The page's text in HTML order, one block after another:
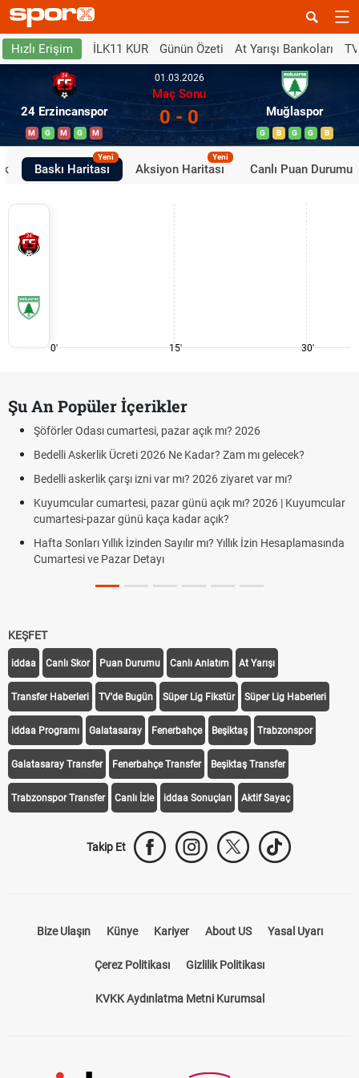
Hızlı Erişim İLK11 KUR Günün Özeti At Yarışı Bankoları
24 Erzincanspor
M G M G M
01.03.2026
Maç Sonu
0 - 0 Muğlaspor
G B G G B
Baskı Haritası
Yeni
Aksiyon Haritası
Yeni
Canlı Puan Durumu
0' 15' 30'
Şu An Popüler İçerikler
Şöförler Odası cumartesi, pazar açık mı? 2026
Bedelli Askerlik Ücreti 2026 Ne Kadar? Zam mı gelecek?
Bedelli askerlik çarşı izni var mı? 2026 ziyaret var mı?
Kuyumcular cumartesi, pazar günü açık mı? 2026 | Kuyumcular
cumartesi-pazar günü kaça kadar açık?
Hafta Sonları Yıllık İzinden Sayılır mı? Yıllık İzin Hesaplamasında
Cumartesi ve Pazar Detayı
KEŞFET
iddaa Canlı Skor Puan Durumu Canlı Anlatım At Yarışı
Transfer Haberleri TV'de Bugün Süper Lig Fikstür Süper Lig Haberleri
iddaa Programı Galatasaray Fenerbahçe Beşiktaş Trabzonspor
Galatasaray Transfer Fenerbahçe Transfer Beşiktaş Transfer
Trabzonspor Transfer Canlı İzle iddaa Sonuçları Aktif Sayaç
Takip Et
Bize Ulaşın Künye Kariyer About US Yasal Uyarı
Çerez Politikası Gizlilik Politikası
KVKK Aydınlatma Metni Kurumsal